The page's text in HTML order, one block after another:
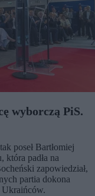
wyborczą PiS.
poseł Bartłomiej
która padła na
zapowiedział,
partia dokona
Ukraińców.